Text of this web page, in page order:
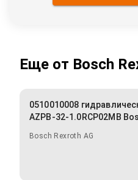
Еще от Bosch
0510010008
AZPB-32-1.0RCP02MB
Bosch Rexroth AG